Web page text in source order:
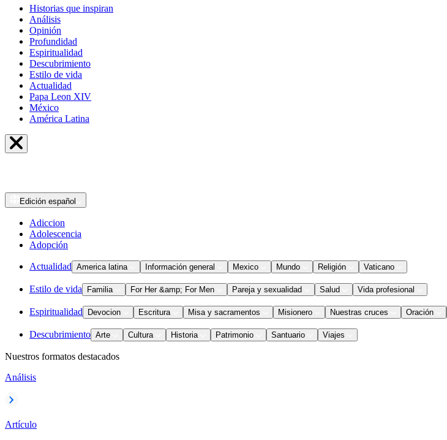
Historias que inspiran
Análisis
Opinión
Profundidad
Espiritualidad
Descubrimiento
Estilo de vida
Actualidad
Papa Leon XIV
México
América Latina
Edición español
Adiccion
Adolescencia
Adopción
Actualidad America latina Información general Mexico Mundo Religión Vaticano
Estilo de vida Familia For Her &amp; For Men Pareja y sexualidad Salud Vida profesional
Espiritualidad Devocion Escritura Misa y sacramentos Misionero Nuestras cruces Oración
Descubrimiento Arte Cultura Historia Patrimonio Santuario Viajes
Nuestros formatos destacados
Análisis
Artículo